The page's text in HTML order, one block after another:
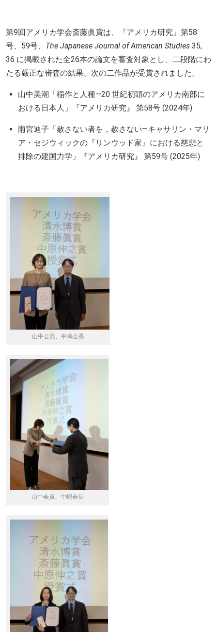
第9回アメリカ学会斎藤眞賞は、『アメリカ研究』第58
号、 59号、 The Japanese Journal of American Studies 35,
36 に掲載された全26本の論文を審査対象とし、二段階にわ
たる厳正な審査の結果、次の二作品が受賞されました。
山中美潮「稲作と人種―20 世紀初頭のアメリカ南部に
おける日本人」『アメリカ研究』 第58号 (2024年)
雨宮迪子「赦さない者を，赦さない―キャサリン・マリ
ア・セジウィックの『リンウッド家』における慈悲と
排除の建国力学」『アメリカ研究』 第59号 (2025年)
山中会員、中嶋会長
山中会員、中嶋会長